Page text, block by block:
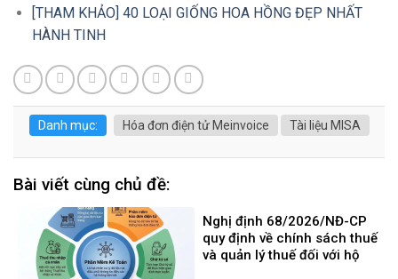
[THAM KHẢO] 40 LOẠI GIỐNG HOA HỒNG ĐẸP NHẤT
HÀNH TINH
Danh mục: Hóa đơn điện tử Meinvoice Tài liệu MISA
Bài viết cùng chủ đề:
Nghị định 68/2026/NĐ-CP
quy định về chính sách thuế
và quản lý thuế đối với hộ